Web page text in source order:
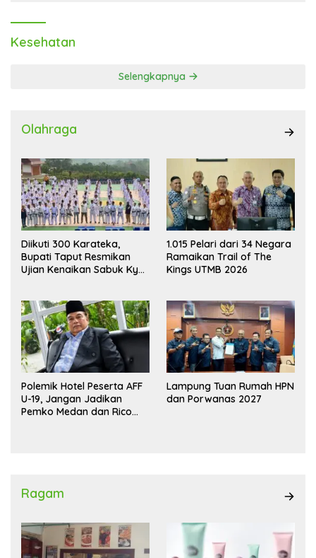
Kesehatan
Selengkapnya
Olahraga
Diikuti 300 Karateka,
Bupati Taput Resmikan
Ujian Kenaikan Sabuk Kyu
1.015 Pelari dari 34 Negara
Ramaikan Trail of The
Kings UTMB 2026
Polemik Hotel Peserta AFF
U-19, Jangan Jadikan
Pemko Medan dan Rico
Lampung Tuan Rumah HPN
dan Porwanas 2027
Ragam